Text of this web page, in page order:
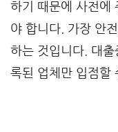
하기 때문에 사전에
야 합니다. 가장 안
하는 것입니다. 대
록된 업체만 입점할